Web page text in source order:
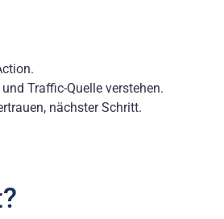
Traffic-Quelle verstehen.
nächster Schritt.